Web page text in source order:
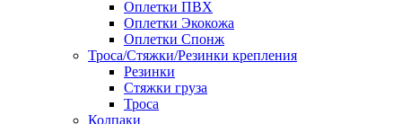
Оплетки ПВХ
Оплетки Экокожа
Оплетки Спонж
Троса/Стяжки/Резинки крепления
Резинки
Стяжки груза
Троса
Колпаки